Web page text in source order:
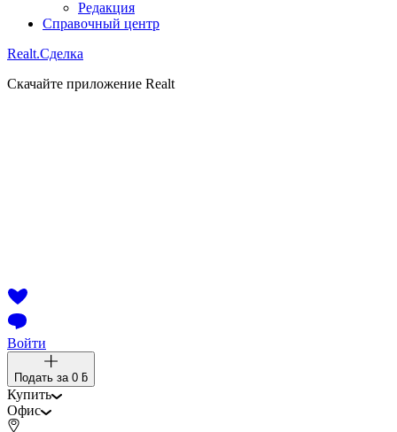
Редакция
Справочный центр
Realt.Сделка
Скачайте приложение Realt
Войти
Подать за 0 ƃ
Купить
Офис